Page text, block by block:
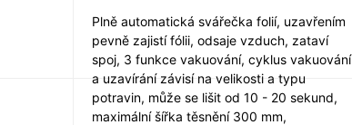
Plně automatická svářečka folií, uzavřením
pevně zajistí fólii, odsaje vzduch, zataví
spoj, 3 funkce vakuování, cyklus vakuování
a uzavírání závisí na velikosti a typu
potravin, může se lišit od 10 - 20 sekund,
maximální šířka těsnění 300 mm,